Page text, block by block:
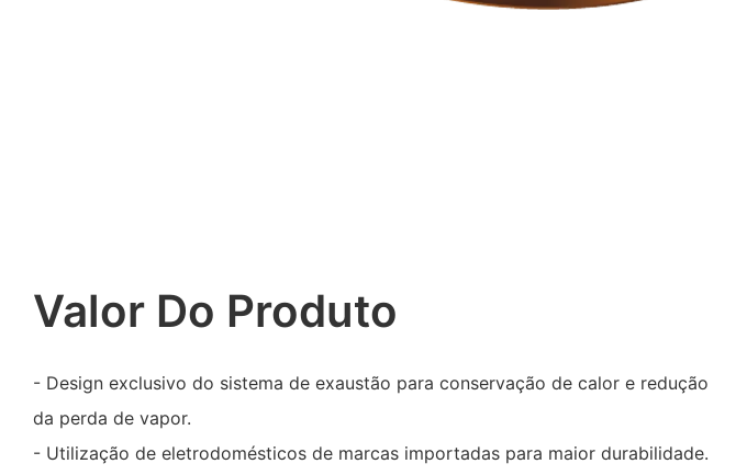
Valor Do Produto
- Design exclusivo do sistema de exaustão para conservação de calor e redução
da perda de vapor.
- Utilização de eletrodomésticos de marcas importadas para maior durabilidade.